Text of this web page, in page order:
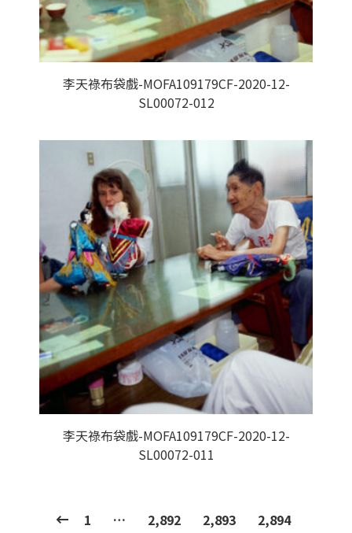
李天祿布袋戲-MOFA109179CF-2020-12-
SL00072-012
李天祿布袋戲-MOFA109179CF-2020-12-
SL00072-011
1 … 2,892 2,893
2,894